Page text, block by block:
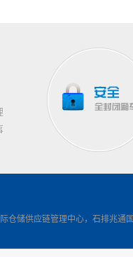
仓储供应链管理中心，石排兆通